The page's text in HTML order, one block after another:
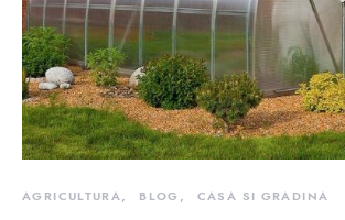
AGRICULTURA BLOG CASA SI GRADINA